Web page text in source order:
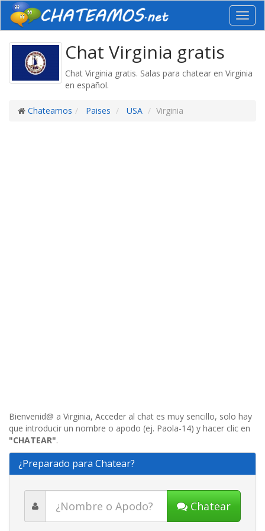
Chat Virginia gratis
Chat Virginia gratis. Salas para chatear en Virginia
en español.
Chateamos Paises USA Virginia
Bienvenid@ a Virginia, Acceder al chat es muy sencillo, solo hay
que introducir un nombre o apodo (ej. Paola-14) y hacer clic en
"CHATEAR".
¿Preparado para Chatear?
Chatear